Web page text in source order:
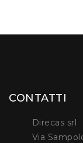
CONTATTI
Direcas srl
Via